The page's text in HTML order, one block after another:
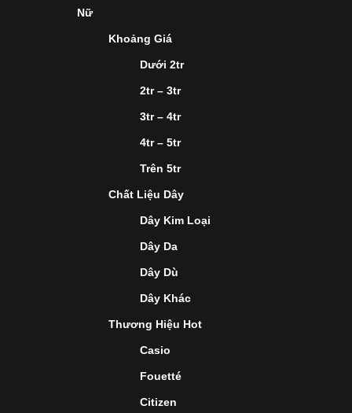
Nữ
Khoảng Giá
Dưới 2tr
2tr – 3tr
3tr – 4tr
4tr – 5tr
Trên 5tr
Chất Liệu Dây
Dây Kim Loại
Dây Da
Dây Dù
Dây Khác
Thương Hiệu Hot
Casio
Fouetté
Citizen